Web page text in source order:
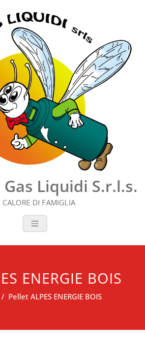
Liquidi S.r.l.s.
CALORE DI FAMIGLIA
ENERGIE BOIS
/ Pellet ALPES ENERGIE BOIS